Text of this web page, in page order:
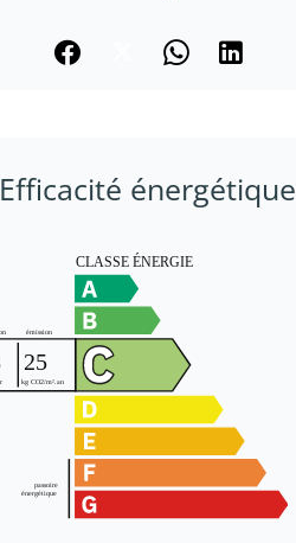
Efficacité énergétique